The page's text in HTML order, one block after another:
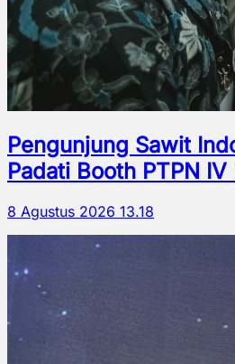
Pengunjung Sawit
Padati Booth PTPN IV
8 Agustus 2026 13.18